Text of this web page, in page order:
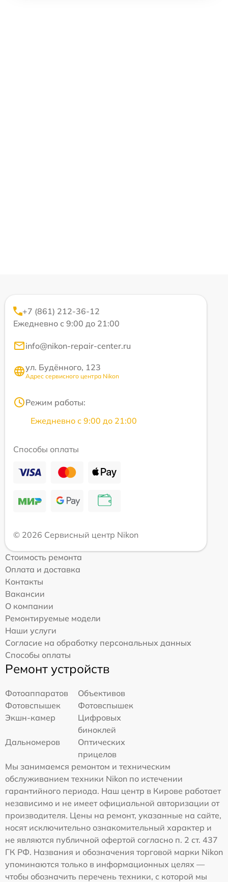
+7 (861) 212-36-12
Ежедневно с 9:00 до 21:00
info@nikon-repair-center.ru
ул. Будённого, 123
Адрес сервисного центра Nikon
Режим работы:
Ежедневно с 9:00 до 21:00
Способы оплаты
© 2026 Сервисный центр Nikon
Стоимость ремонта
Оплата и доставка
Контакты
Вакансии
О компании
Ремонтируемые модели
Наши услуги
Согласие на обработку персональных данных
Способы оплаты
Ремонт устройств
Фотоаппаратов
Объективов
Фотовспышек
Фотовспышек
Экшн-камер
Цифровых
биноклей
Дальномеров
Оптических
прицелов
Мы занимаемся ремонтом и техническим
обслуживанием техники Nikon по истечении
гарантийного периода. Наш центр в Кирове работает
независимо и не имеет официальной авторизации от
производителя. Цены на ремонт, указанные на сайте,
носят исключительно ознакомительный характер и
не являются публичной офертой согласно п. 2 ст. 437
ГК РФ. Названия и обозначения торговой марки Nikon
упоминаются только в информационных целях —
чтобы обозначить перечень техники, с которой мы